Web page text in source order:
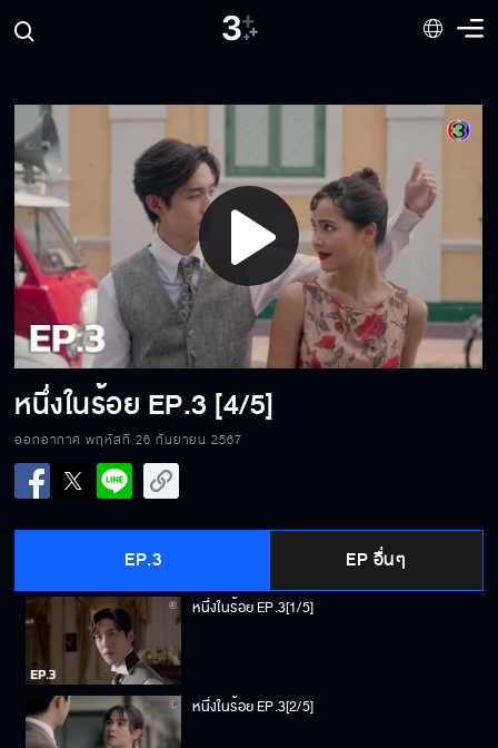
Play
Video
หนึ่งในร้อย EP.3 [4/5]
ออกอากาศ พฤหัสที่ 26 กันยายน 2567
EP.3 EP อื่นๆ
หนึ่งในร้อย EP.3[1/5]
หนึ่งในร้อย EP.3[2/5]